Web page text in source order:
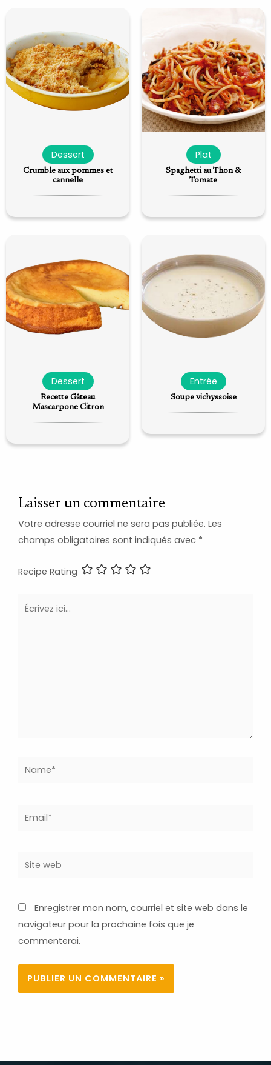
Dessert
Crumble aux pommes et
cannelle
Plat
Spaghetti au Thon &
Tomate
Dessert
Recette Gâteau
Mascarpone Citron
Entrée
Soupe vichyssoise
Laisser un commentaire
Votre adresse courriel ne sera pas publiée. Les
champs obligatoires sont indiqués avec *
Recipe Rating
Écrivez
Name*
Email*
Site
Enregistrer mon nom, courriel et site web dans le
navigateur pour la prochaine fois que je
commenterai.